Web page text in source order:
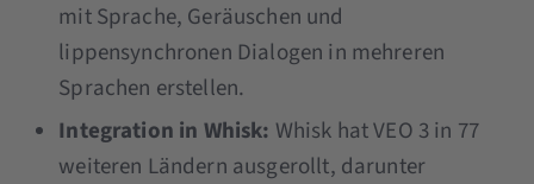
mit Sprache, Geräuschen und
lippensynchronen Dialogen in mehreren
Sprachen erstellen.
Integration in Whisk: Whisk hat VEO 3 in 77
weiteren Ländern ausgerollt, darunter